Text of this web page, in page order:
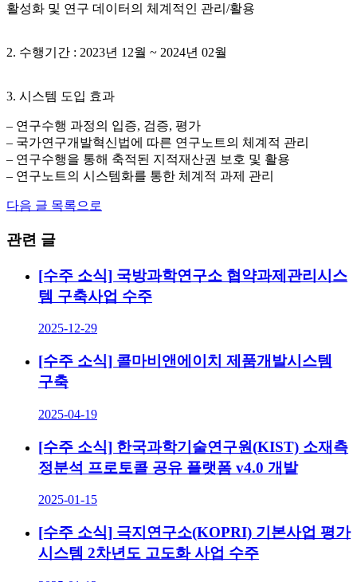
활성화 및 연구 데이터의 체계적인 관리/활용
2. 수행기간 : 2023년 12월 ~ 2024년 02월
3. 시스템 도입 효과
– 연구수행 과정의 입증, 검증, 평가
– 국가연구개발혁신법에 따른 연구노트의 체계적 관리
– 연구수행을 통해 축적된 지적재산권 보호 및 활용
– 연구노트의 시스템화를 통한 체계적 과제 관리
다음 글 목록으로
관련 글
[수주 소식] 국방과학연구소 협약과제관리시스
템 구축사업 수주
2025-12-29
[수주 소식] 콜마비앤에이치 제품개발시스템
구축
2025-04-19
[수주 소식] 한국과학기술연구원(KIST) 소재측
정분석 프로토콜 공유 플랫폼 v4.0 개발
2025-01-15
[수주 소식] 극지연구소(KOPRI) 기본사업 평가
시스템 2차년도 고도화 사업 수주